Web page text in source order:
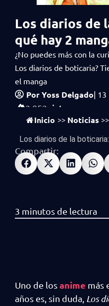
Los diarios de
qué hay 2
¿No puedes más con la
Los diarios de boticaria?
el manga
PorYoss Delgado| 13
2,052 vistas
Inicio >> Noticias >>
Los diarios de la
Compartir:
Uno de losanime más
años es, sin duda, Los